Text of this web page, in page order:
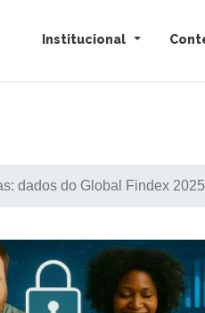
Institucional
dados do Global Findex 2025